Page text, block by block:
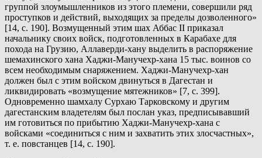
группой злоумышленников из этого племени, совершили ряд
проступков и действий, выходящих за пределы дозволенного»
[14, с. 190]. Возмущенный этим шах Аббас II приказал
начальнику своих войск, подготовленных в Карабахе для
похода на Грузию, Аллаверди-хану выделить в распоряжение
шемахинского хана Хаджи-Манучехр-хана 15 тыс. воинов со
всем необходимым снаряжением. Хаджи-Манучехр-хан
должен был с этим войском двинуться в Дагестан и
ликвидировать «возмущение мятежников» [7, с. 399].
Одновременно шамхалу Сурхаю Тарковскому и другим
дагестанским владетелям был послан указ, предписывавший
им готовиться по прибытию Хаджи-Манучехр-хана с
войсками «соединиться с ним и захватить этих злосчастных»,
т. е. повстанцев [14, с. 190].